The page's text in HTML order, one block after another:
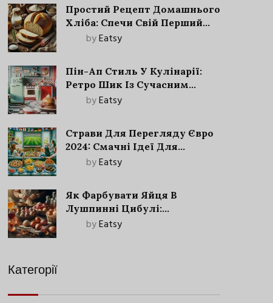
Простий Рецепт Домашнього
Хліба: Спечи Свій Перший
Запашний Хліб!
byEatsy
Пін-Ап Стиль У Кулінарії:
Ретро Шик Із Сучасним
Акцентом
byEatsy
Страви Для Перегляду Євро
2024: Смачні Ідеї Для
Футбольного Свята
byEatsy
Як Фарбувати Яйця В
Лушпинні Цибулі:
Старовинний Метод З
byEatsy
Категорії